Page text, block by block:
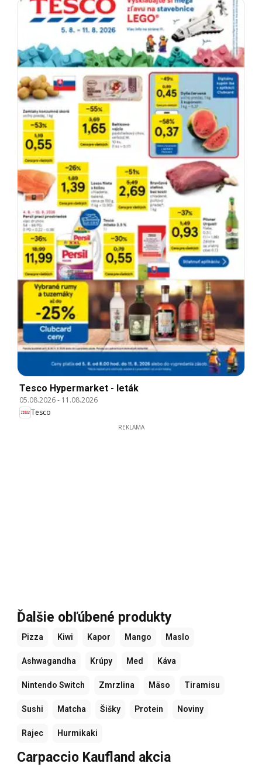
Tesco Hypermarket - leták
05.08.2026- 11.08.2026
Tesco
REKLAMA
Ďalšie obľúbené produkty
Pizza Kiwi Kapor Mango Maslo
Ashwagandha Krúpy Med Káva
Nintendo Switch Zmrzlina Mäso Tiramisu
Sushi Matcha Šišky Protein Noviny
Rajec Hurmikaki
Carpaccio Kaufland akcia